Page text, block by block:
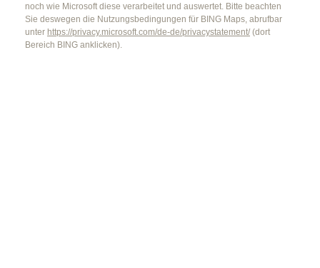
noch wie Microsoft diese verarbeitet und auswertet. Bitte beachten
Sie deswegen die Nutzungsbedingungen für BING Maps, abrufbar
unter https://privacy.microsoft.com/de-de/privacystatement/(dort
Bereich BING anklicken).